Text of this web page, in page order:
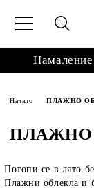
Начало ПЛАЖНО
ПЛАЖНО
Потопи се в лято
Плажни облекла и